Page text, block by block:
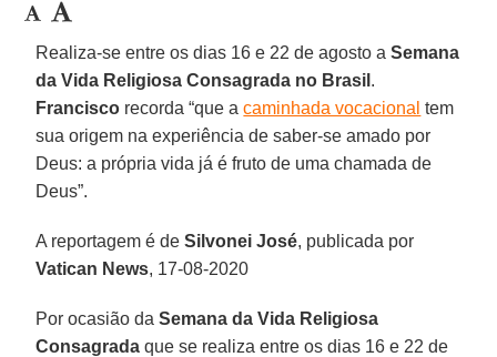
Realiza-se entre os dias 16 e 22 de agosto aSemana
da Vida Religiosa Consagrada no Brasil .
Francisco recorda “que acaminhada vocacional tem
sua origem na experiência de saber-se amado por
Deus: a própria vida já é fruto de uma chamada de
Deus”.
A reportagem é deSilvonei José, publicada por
Vatican News, 17-08-2020
Por ocasião daSemana da Vida Religiosa
Consagrada que se realiza entre os dias 16 e 22 de